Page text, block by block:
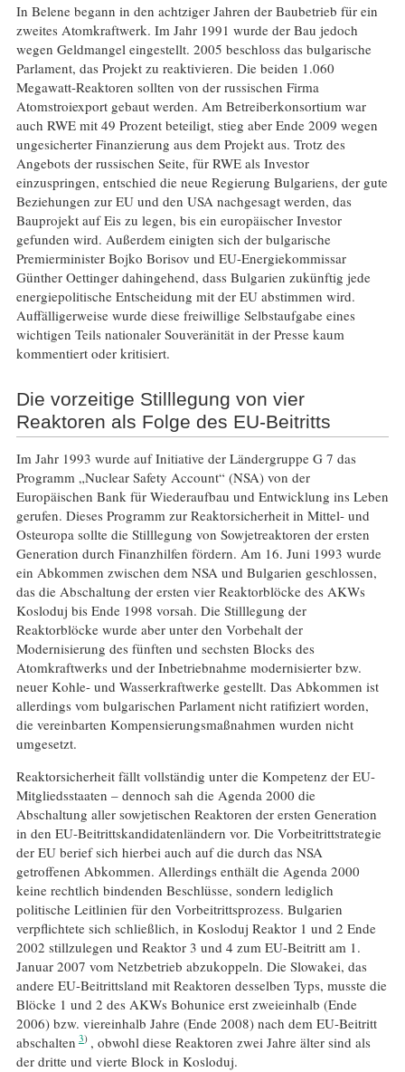
In Belene begann in den achtziger Jahren der Baubetrieb für ein
zweites Atomkraftwerk. Im Jahr 1991 wurde der Bau jedoch
wegen Geldmangel eingestellt. 2005 beschloss das bulgarische
Parlament, das Projekt zu reaktivieren. Die beiden 1.060
Megawatt-Reaktoren sollten von der russischen Firma
Atomstroiexport gebaut werden. Am Betreiberkonsortium war
auch RWE mit 49 Prozent beteiligt, stieg aber Ende 2009 wegen
ungesicherter Finanzierung aus dem Projekt aus. Trotz des
Angebots der russischen Seite, für RWE als Investor
einzuspringen, entschied die neue Regierung Bulgariens, der gute
Beziehungen zur EU und den USA nachgesagt werden, das
Bauprojekt auf Eis zu legen, bis ein europäischer Investor
gefunden wird. Außerdem einigten sich der bulgarische
Premierminister Bojko Borisov und EU-Energiekommissar
Günther Oettinger dahingehend, dass Bulgarien zukünftig jede
energiepolitische Entscheidung mit der EU abstimmen wird.
Auffälligerweise wurde diese freiwillige Selbstaufgabe eines
wichtigen Teils nationaler Souveränität in der Presse kaum
kommentiert oder kritisiert.
Die vorzeitige Stilllegung von vier
Reaktoren als Folge des EU-Beitritts
Im Jahr 1993 wurde auf Initiative der Ländergruppe G 7 das
Programm „Nuclear Safety Account“ (NSA) von der
Europäischen Bank für Wiederaufbau und Entwicklung ins Leben
gerufen. Dieses Programm zur Reaktorsicherheit in Mittel- und
Osteuropa sollte die Stilllegung von Sowjetreaktoren der ersten
Generation durch Finanzhilfen fördern. Am 16. Juni 1993 wurde
ein Abkommen zwischen dem NSA und Bulgarien geschlossen,
das die Abschaltung der ersten vier Reaktorblöcke des AKWs
Kosloduj bis Ende 1998 vorsah. Die Stilllegung der
Reaktorblöcke wurde aber unter den Vorbehalt der
Modernisierung des fünften und sechsten Blocks des
Atomkraftwerks und der Inbetriebnahme modernisierter bzw.
neuer Kohle- und Wasserkraftwerke gestellt. Das Abkommen ist
allerdings vom bulgarischen Parlament nicht ratifiziert worden,
die vereinbarten Kompensierungsmaßnahmen wurden nicht
umgesetzt.
Reaktorsicherheit fällt vollständig unter die Kompetenz der EU-
Mitgliedsstaaten – dennoch sah die Agenda 2000 die
Abschaltung aller sowjetischen Reaktoren der ersten Generation
in den EU-Beitrittskandidatenländern vor. Die Vorbeitrittstrategie
der EU berief sich hierbei auch auf die durch das NSA
getroffenen Abkommen. Allerdings enthält die Agenda 2000
keine rechtlich bindenden Beschlüsse, sondern lediglich
politische Leitlinien für den Vorbeitrittsprozess. Bulgarien
verpflichtete sich schließlich, in Kosloduj Reaktor 1 und 2 Ende
2002 stillzulegen und Reaktor 3 und 4 zum EU-Beitritt am 1.
Januar 2007 vom Netzbetrieb abzukoppeln. Die Slowakei, das
andere EU-Beitrittsland mit Reaktoren desselben Typs, musste die
Blöcke 1 und 2 des AKWs Bohunice erst zweieinhalb (Ende
2006) bzw. viereinhalb Jahre (Ende 2008) nach dem EU-Beitritt
abschalten 3 , obwohl diese Reaktoren zwei Jahre älter sind als
der dritte und vierte Block in Kosloduj.